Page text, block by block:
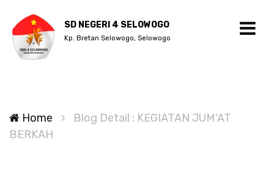
SD NEGERI 4 SELOWOGO
Kp. Bretan Selowogo, Selowogo
Home
Blog Detail : KEGIATAN JUM'AT
BERKAH